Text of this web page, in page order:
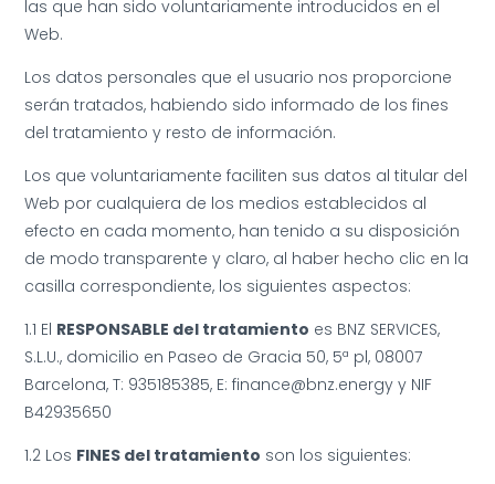
las que han sido voluntariamente introducidos en el
Web.
Los datos personales que el usuario nos proporcione
serán tratados, habiendo sido informado de los fines
del tratamiento y resto de información.
Los que voluntariamente faciliten sus datos al titular del
Web por cualquiera de los medios establecidos al
efecto en cada momento, han tenido a su disposición
de modo transparente y claro, al haber hecho clic en la
casilla correspondiente, los siguientes aspectos:
1.1 El RESPONSABLE del tratamiento es BNZ SERVICES,
S.L.U., domicilio en Paseo de Gracia 50, 5ª pl, 08007
Barcelona, T: 935185385, E: finance@bnz.energy y NIF
B42935650
1.2 Los FINES del tratamiento son los siguientes: